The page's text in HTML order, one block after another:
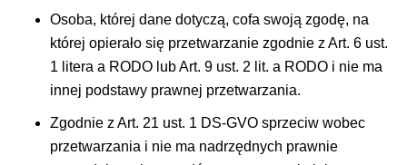
Osoba, której dane dotyczą, cofa swoją zgodę, na
której opierało się przetwarzanie zgodnie z Art. 6 ust.
1 litera a RODO lub Art. 9 ust. 2 lit. a RODO i nie ma
innej podstawy prawnej przetwarzania.
Zgodnie z Art. 21 ust. 1 DS-GVO sprzeciw wobec
przetwarzania i nie ma nadrzędnych prawnie